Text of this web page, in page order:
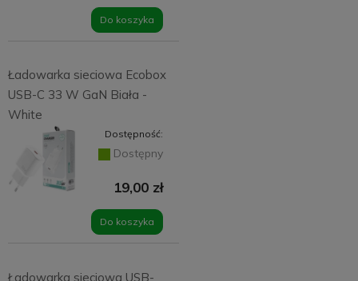
Do koszyka
Ładowarka sieciowa Ecobox
USB-C 33 W GaN Biała -
White
Dostępność:
Dostępny
19,00 zł
Do koszyka
Ładowarka sieciowa USB-